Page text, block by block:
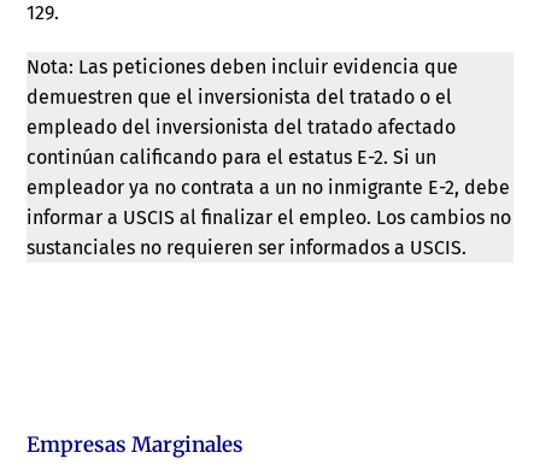
129.
Nota: Las peticiones deben incluir evidencia que
demuestren que el inversionista del tratado o el
empleado del inversionista del tratado afectado
continúan calificando para el estatus E-2. Si un
empleador ya no contrata a un no inmigrante E-2, debe
informar a USCIS al finalizar el empleo. Los cambios no
sustanciales no requieren ser informados a USCIS.
Empresas Marginales